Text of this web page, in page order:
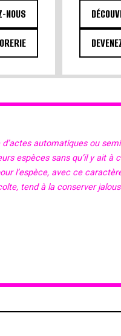
NOUS
automatiques ou
espèces sans qu’il y ait
l’espèce, avec ce
tend à la conserver